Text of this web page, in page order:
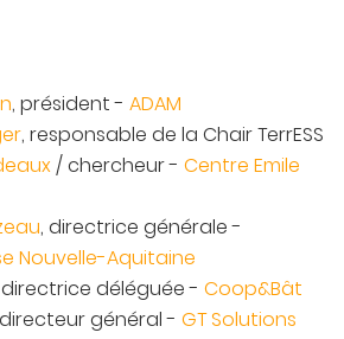
, président - ADAM
, responsable de la Chair TerrESS
/ chercheur - Centre Emile
, directrice générale -
Nouvelle-Aquitaine
déléguée - Coop&Bât
général - GT Solutions